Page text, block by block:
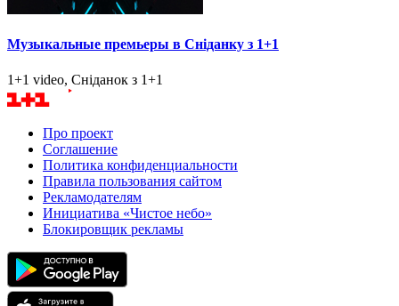
Музыкальные премьеры в Сніданку з 1+1
1+1 video, Сніданок з 1+1
Про проект
Соглашение
Политика конфиденциальности
Правила пользования сайтом
Рекламодателям
Инициатива «Чистое небо»
Блокировщик рекламы